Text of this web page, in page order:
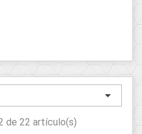

de 22 artículo(s)